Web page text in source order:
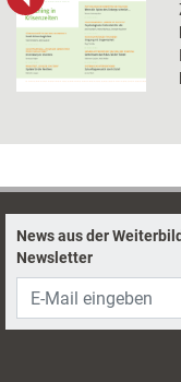
News aus der
Newsletter